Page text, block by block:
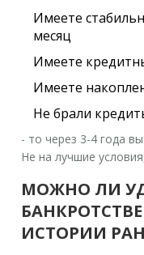
Имеете
месяц
Имеете
Имеете
Не брали
- то через 3-4 года
Не на лучшие
МОЖНО ЛИ
ИСТОРИИ